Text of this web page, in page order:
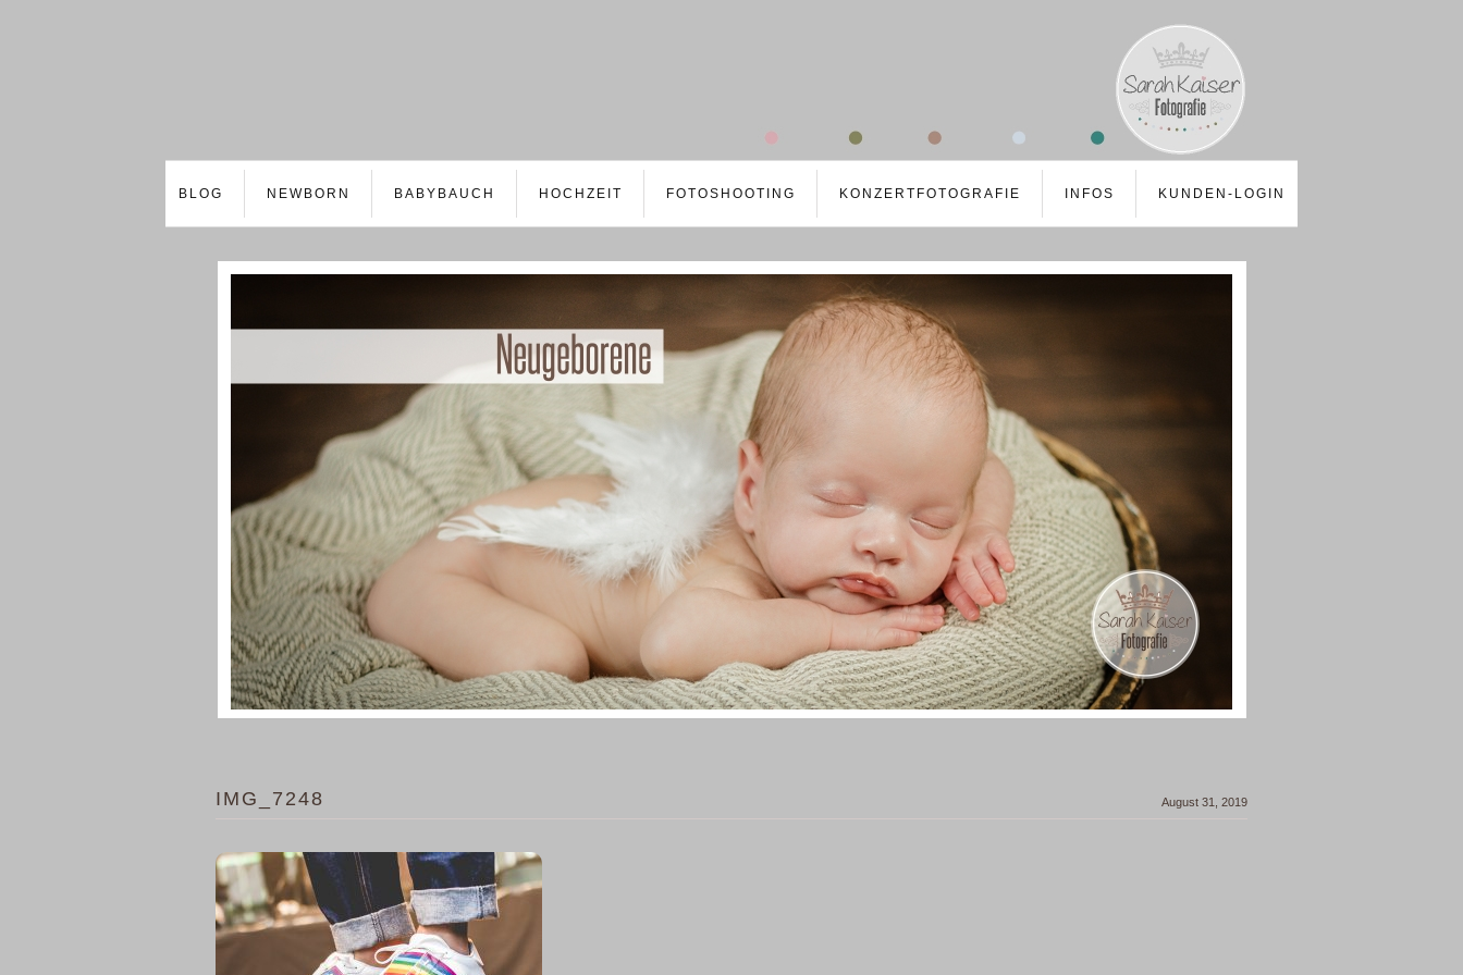
BLOG NEWBORN BABYBAUCH HOCHZEIT FOTOSHOOTING KONZERTFOTOGRAFIE INFOS KUNDEN-LOGIN
August 31, 2019
IMG_7248